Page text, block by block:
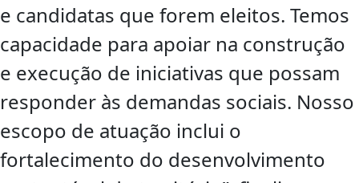
e candidatas que forem eleitos. Temos
capacidade para apoiar na construção
e execução de iniciativas que possam
responder às demandas sociais. Nosso
escopo de atuação inclui o
fortalecimento do desenvolvimento